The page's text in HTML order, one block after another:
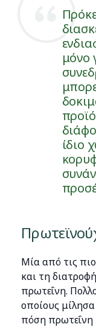
μόνο
ίδιο
Μία από τις
και τη
πρωτεΐνη.
οποίους
πόση πρωτεΐνη